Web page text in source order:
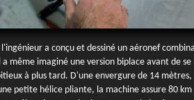
l'ingénieur a conçu et dessiné un aéronef
même imaginé une version biplace avant de
à plus tard. D'une envergure de 14 mètres,
petite hélice pliante, la machine assure 80